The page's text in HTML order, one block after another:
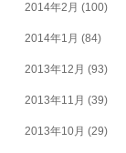
2014年2月 (100)
2014年1月 (84)
2013年12月 (93)
2013年11月 (39)
2013年10月 (29)